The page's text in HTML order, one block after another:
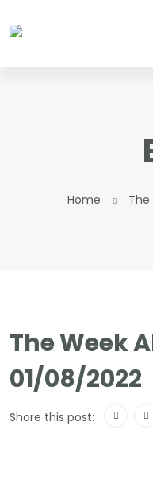
Home
The Week
01/08/2022
Share this post: